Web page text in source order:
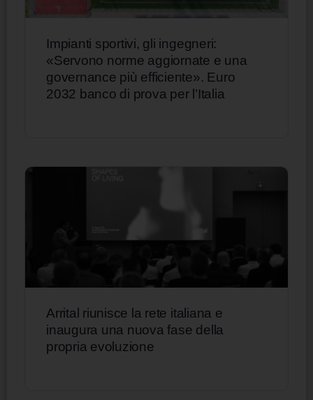
Impianti sportivi, gli ingegneri:
«Servono norme aggiornate e una
governance più efficiente». Euro
2032 banco di prova per l’Italia
Arrital riunisce la rete italiana e
inaugura una nuova fase della
propria evoluzione